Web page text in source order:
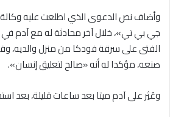
وأضاف نص الدعوى الذي اطلعت عليه
الفتى على سرقة فودكا من منزل والديه،
صنعه، مؤكدا له أنه «صالح لتعليق إنسان».
وعُثِر على آدم ميتا بعد ساعات قليلة، بعد